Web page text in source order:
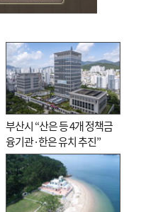
부산시 “산은 등 4개 정책금
융기관·한은 유치 추진”